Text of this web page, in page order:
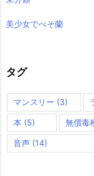
美少女でべそ蘭
タグ
マンスリー (3)
本 (5) 無償毒
音声 (14)